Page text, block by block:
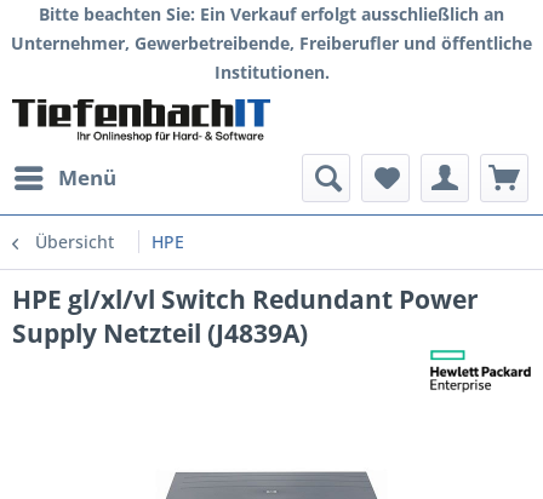
Bitte beachten Sie: Ein Verkauf erfolgt ausschließlich an
Unternehmer, Gewerbetreibende, Freiberufler und öffentliche
Institutionen.
Menü
Übersicht HPE
HPE gl/xl/vl Switch Redundant Power
Supply Netzteil (J4839A)